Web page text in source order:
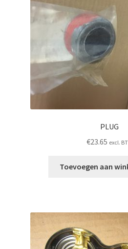
PLUG
€23.65 excl.
Toevoegen aan